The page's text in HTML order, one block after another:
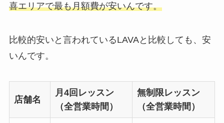
喜エリアで最も月額費が安いんです。
比較的安いと言われているLAVAと比較しても、安
いんです。
店舗名
月4回レッスン
（全営業時間）
無制限レッスン
（全営業時間）